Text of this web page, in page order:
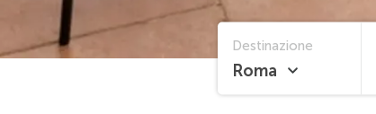
Destinazione
Roma
Home ESPERIENZE